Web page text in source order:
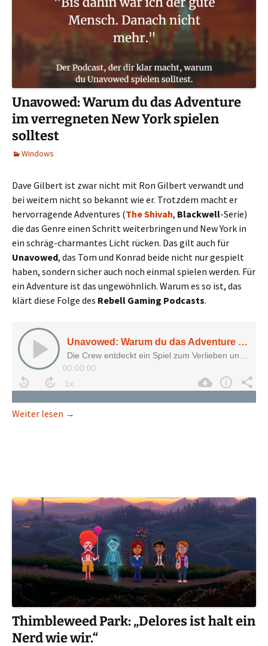
Unavowed: Warum du das Adventure
im verregneten New York spielen
solltest
Windows
Dave Gilbert ist zwar nicht mit Ron Gilbert verwandt und
bei weitem nicht so bekannt wie er. Trotzdem macht er
hervorragende Adventures (The Shivah, Blackwell-Serie)
die das Genre einen Schritt weiterbringen und New York in
ein schräg-charmantes Licht rücken. Das gilt auch für
Unavowed, das Tom und Konrad beide nicht nur gespielt
haben, sondern sicher auch noch einmal spielen werden. Für
ein Adventure ist das ungewöhnlich. Warum es so ist, das
klärt diese Folge des Rebell Gaming Podcasts.
Weiter lesen Unavowed: Warum du das Adventure im
→
Thimbleweed Park: „Delores ist halt ein
Nerd wie wir.“